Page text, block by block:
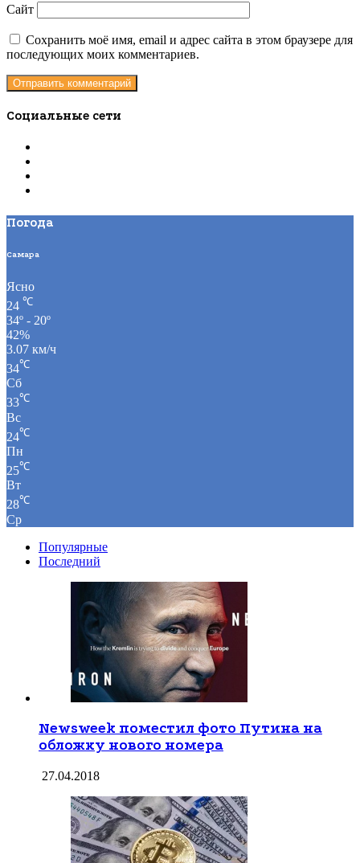
Сайт
Сохранить моё имя, email и адрес сайта в этом браузере для
последующих моих комментариев.
Социальные сети
Погода
Самара
Ясно
24 ℃
34º - 20º
42%
3.07 км/ч
34℃
Сб
33℃
Вс
24℃
Пн
25℃
Вт
28℃
Ср
Популярные
Последний
Newsweek поместил фото Путина на
обложку нового номера
27.04.2018